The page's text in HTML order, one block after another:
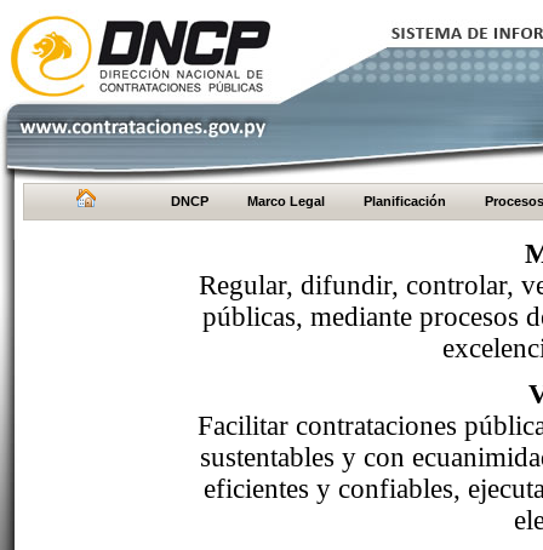
DNCP Marco Legal Planificación Procesos
Regular, difundir, controlar,
públicas, mediante procesos
Facilitar contrataciones
sustentables y con
eficientes y confiables,